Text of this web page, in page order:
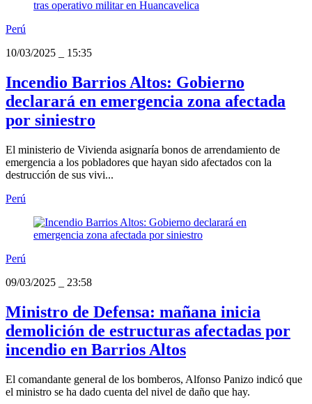
Perú
10/03/2025
15:35
Incendio Barrios Altos: Gobierno
declarará en emergencia zona afectada
por siniestro
El ministerio de Vivienda asignaría bonos de arrendamiento de
emergencia a los pobladores que hayan sido afectados con la
destrucción de sus vivi...
Perú
Perú
09/03/2025
23:58
Ministro de Defensa: mañana inicia
demolición de estructuras afectadas por
incendio en Barrios Altos
El comandante general de los bomberos, Alfonso Panizo indicó que
el ministro se ha dado cuenta del nivel de daño que hay.